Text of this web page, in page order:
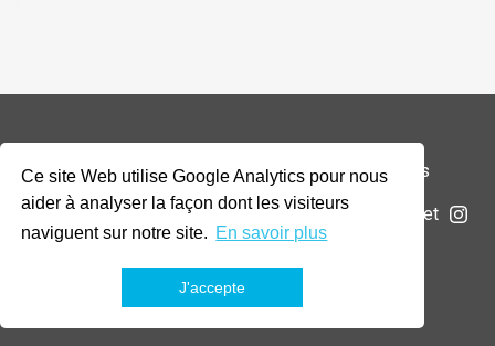
Ce site Web utilise Google Analytics pour nous
aider à analyser la façon dont les visiteurs
naviguent sur notre site. En savoir plus
J'accepte
© 2026 Addax & Oryx Foundation —Mentions légales
La Fondation Projets Actualités Soumettre un projet